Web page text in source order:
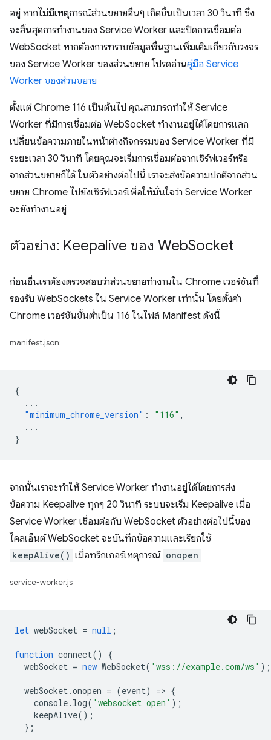
อยู่ หากไม่มีเหตุการณ์ส่วนขยายอื่นๆ เกิดขึ้นเป็นเวลา 30 วินาที ซึ่ง
จะสิ้นสุดการทำงานของ Service Worker และปิดการเชื่อมต่อ
WebSocket หากต้องการทราบข้อมูลพื้นฐานเพิ่มเติมเกี่ยวกับวงจร
ของ Service Worker ของส่วนขยาย โปรดอ่านคู่มือ Service
Worker ของส่วนขยาย
ตั้งแต่ Chrome 116 เป็นต้นไป คุณสามารถทำให้ Service
Worker ที่มีการเชื่อมต่อ WebSocket ทำงานอยู่ได้โดยการแลก
เปลี่ยนข้อความภายในหน้าต่างกิจกรรมของ Service Worker ที่มี
ระยะเวลา 30 วินาที โดยคุณจะเริ่มการเชื่อมต่อจากเซิร์ฟเวอร์หรือ
จากส่วนขยายก็ได้ ในตัวอย่างต่อไปนี้ เราจะส่งข้อความปกติจากส่วน
ขยาย Chrome ไปยังเซิร์ฟเวอร์เพื่อให้มั่นใจว่า Service Worker
จะยังทำงานอยู่
ตัวอย่าง: Keepalive ของ WebSocket
ก่อนอื่นเราต้องตรวจสอบว่าส่วนขยายทำงานใน Chrome เวอร์ชันที่
รองรับ WebSockets ใน Service Worker เท่านั้น โดยตั้งค่า
Chrome เวอร์ชันขั้นต่ำเป็น 116 ในไฟล์ Manifest ดังนี้
manifest.json:
{
...
"minimum_chrome_version" : "116" ,
...
}
จากนั้นเราจะทำให้ Service Worker ทำงานอยู่ได้โดยการส่ง
ข้อความ Keepalive ทุกๆ 20 วินาที ระบบจะเริ่ม Keepalive เมื่อ
Service Worker เชื่อมต่อกับ WebSocket ตัวอย่างต่อไปนี้ของ
ไคลเอ็นต์ WebSocket จะบันทึกข้อความและเรียกใช้
keepAlive() เมื่อทริกเกอร์เหตุการณ์ onopen
service-worker.js
let webSocket = null ;
function connect()
{
webSocket = new WebSocket( 'wss://example.com/ws' );
webSocket.onopen = (event) => {
console. log( 'websocket open' );
keepAlive();
};